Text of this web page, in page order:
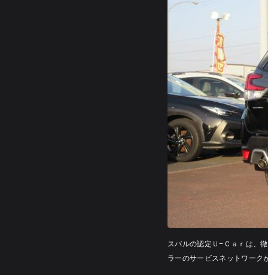
スバルの認定Ｕ−Ｃａｒは、
ラーのサービスネットワーク